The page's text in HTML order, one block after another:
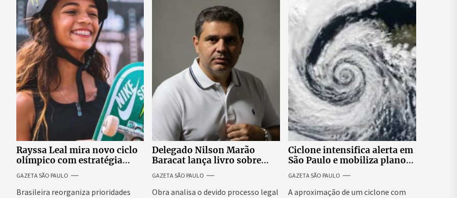
Rayssa Leal mira novo ciclo
olímpico com estratégia
voltada a mais treinos e
evolução no skate
GAZETA SÃO PAULO
Brasileira reorganiza prioridades
Delegado Nilson Marão
Baracat lança livro sobre
garantias constitucionais no
processo penal brasileiro
GAZETA SÃO PAULO
Obra analisa o devido processo legal
Ciclone intensifica alerta em
São Paulo e mobiliza plano
emergencial para evitar
impactos no fornecimento
de energia
GAZETA SÃO PAULO
A aproximação de um ciclone com